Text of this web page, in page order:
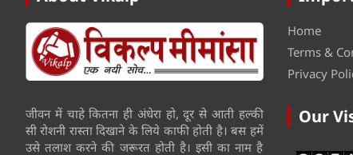
जीवन में चाहे कितना ही अंधेरा हो, दूर से आती हल्की
सी रोशनी रास्ता दिखाने के लिये काफी होती है। बस हमें
उसे तलाश करने की जरूरत होती है। इसी का नाम है
Home
Terms &
Privacy
Our